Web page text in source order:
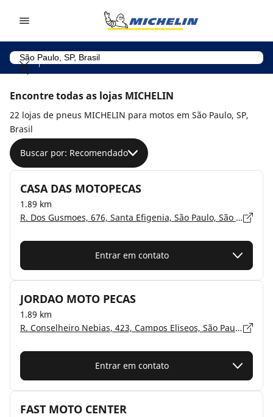
Encontre todas as lojas MICHELIN
22 lojas de pneus MICHELIN para motos em São Paulo, SP,
Brasil
Buscar por: Recomendado
CASA DAS MOTOPECAS
1.89 km
R. Dos Gusmoes, 676, Santa Efigenia, São Paulo, São Paulo - 01212-002
Entrar em contato
JORDAO MOTO PECAS
1.89 km
R. Conselheiro Nebias, 423, Campos Eliseos, São Paulo, São Paulo - 01203-001
Entrar em contato
FAST MOTO CENTER